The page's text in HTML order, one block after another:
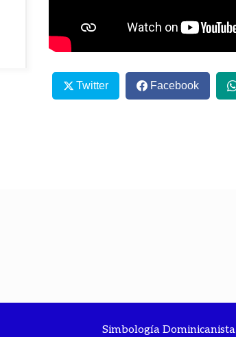
Twitter Facebook
Simbología Dominicanista